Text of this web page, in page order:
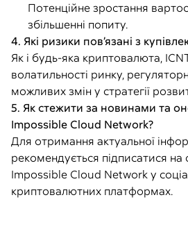
Потенційне зростання
збільшенні попиту.
4. Які ризики пов’язані з
Як і будь-яка криптовалюта,
волатильності ринку,
можливих змін у стратегії
5. Як стежити за новинами та
Impossible Cloud Network?
Для отримання актуальної
рекомендується підписатися на
Impossible Cloud Network у
криптовалютних платформах.